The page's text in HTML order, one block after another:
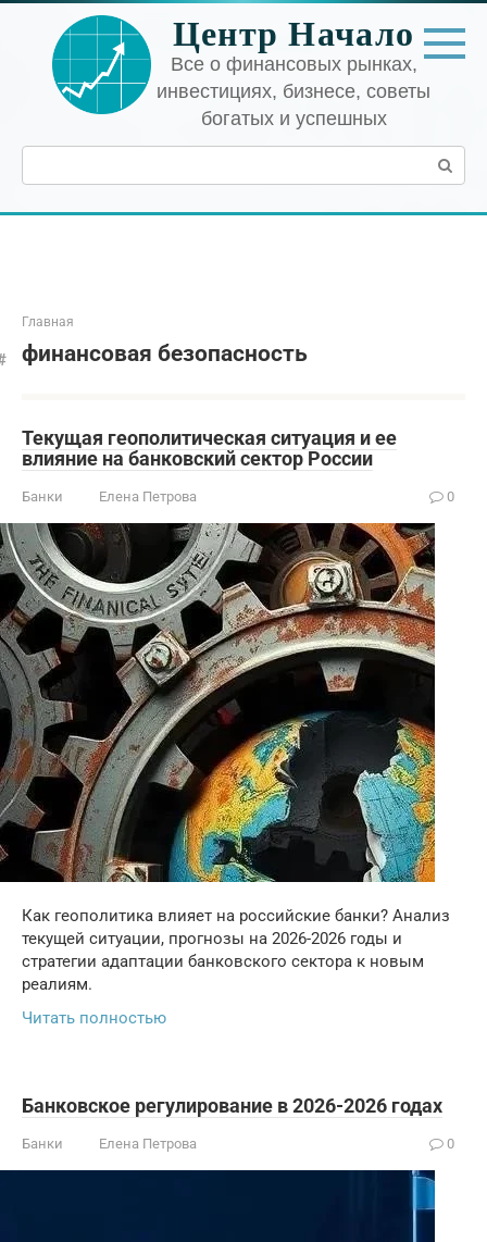
Перейти
контенту
Центр Начало
Все о финансовых рынках,
инвестициях, бизнесе, советы
богатых и успешных
Поиск:
Главная
финансовая безопасность
Текущая геополитическая ситуация и ее
влияние на банковский сектор России
Банки Елена Петрова 0
Как геополитика влияет на российские банки? Анализ
текущей ситуации, прогнозы на 2026-2026 годы и
стратегии адаптации банковского сектора к новым
реалиям.
Читать полностью
Банковское регулирование в 2026-2026 годах
Банки Елена Петрова 0